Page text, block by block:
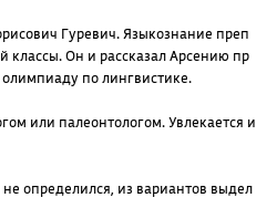
Гуревич. Языкознание преп
классы. Он и рассказал Арсению пр
по лингвистике.
или палеонтологом. Увлекается и
определился, из вариантов выдел